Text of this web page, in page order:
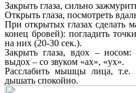
Закрыть глаза, сильно
Открыть глаза, посмотреть
При открытых глазах сделать
конец бровей): погладить
на них (20-30 сек.).
Закрыть глаза, вдох –
выдох – со звуком «ах», «ух».
Расслабить мышцы лица,
дышать спокойно.